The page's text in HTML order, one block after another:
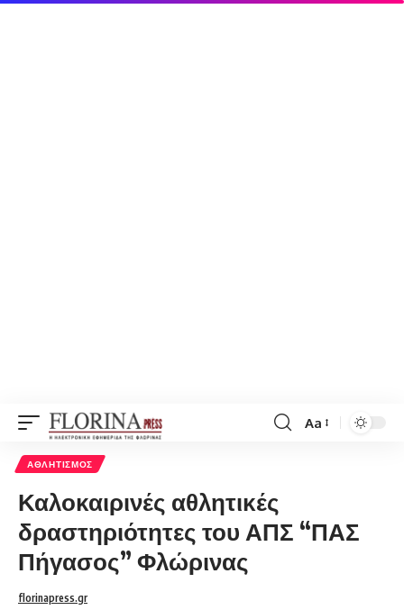
Font
Aa
ΑΘΛΗΤΙΣΜΌΣ
Καλοκαιρινές αθλητικές
δραστηριότητες του ΑΠΣ “ΠΑΣ
Πήγασος” Φλώρινας
florinapress.gr